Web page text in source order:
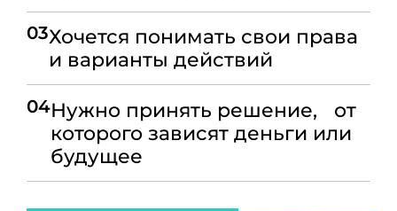
03Хочется понимать свои права
и варианты действий
04Нужно принять решение, от
которого зависят деньги или
будущее